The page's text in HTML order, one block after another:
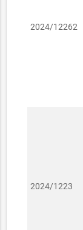
2024/12262
2024/1223